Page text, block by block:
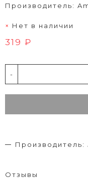
Производитель:
Нет в наличии
319 ₽
-
Производитель:
Отзывы